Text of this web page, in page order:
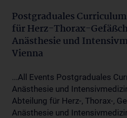
Postgraduales
für Herz-Thorax-
Anästhesie und
Vienna
...All Events Postgraduales
Anästhesie und
Abteilung für Herz-, Thorax-,
Anästhesie und